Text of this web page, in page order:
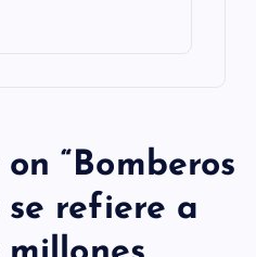
“Bomberos
refiere a